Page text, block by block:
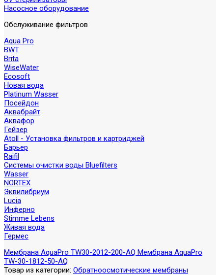
Насосное оборудование
Обслуживание фильтров
Aqua Pro
BWT
Brita
WiseWater
Ecosoft
Новая вода
Platinum Wasser
Посейдон
Аквабрайт
Аквафор
Гейзер
Atoll - Установка фильтров и картриджей
Барьер
Raifil
Системы очистки воды Bluefilters
Wasser
NORTEX
Эквилибриум
Lucia
Инферно
Stimme Lebens
Живая вода
Гермес
Мембрана AquaPro TW30-2012-200-AQ Мембрана AquaPro
TW-30-1812-50-AQ
Товар из категории: Обратноосмотические мембраны